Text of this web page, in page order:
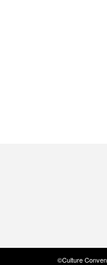
©Culture